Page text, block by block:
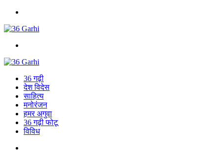
36 गढ़ी
देश विदेस
साहित्य
मनोरंजन
हमर अगुवा
36 गढ़ी फोटू
विविध